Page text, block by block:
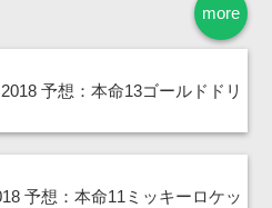
more
予想：本命13ゴールドドリ
予想：本命11ミッキーロケッ